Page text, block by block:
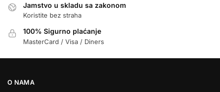
Jamstvo u skladu sa zakonom
Koristite bez straha
100% Sigurno plaćanje
MasterCard / Visa / Diners
O NAMA